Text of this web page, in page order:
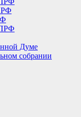
Думе
собрании